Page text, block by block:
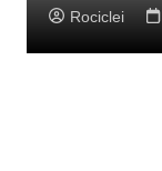
Rociclei